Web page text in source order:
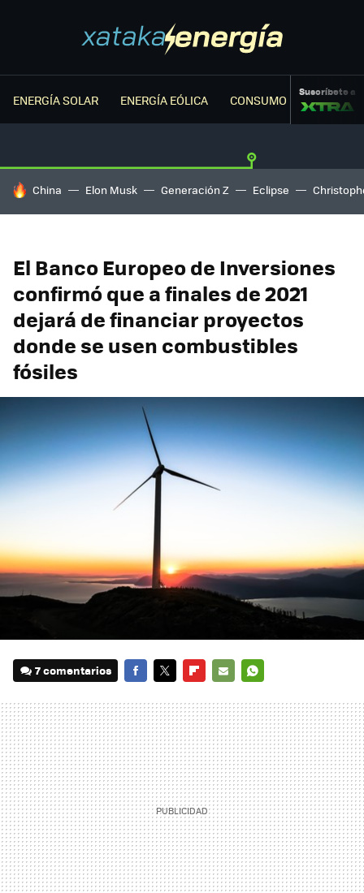
ENERGÍA SOLAR ENERGÍA EÓLICA CONSUMO ENERGÉTICO
Suscríbete a
HOY SE HABLA DE
China Elon Musk Generación Z Eclipse
El Banco Europeo de Inversiones
confirmó que a finales de 2021
dejará de financiar proyectos
donde se usen combustibles
fósiles
7 comentarios
MAIL